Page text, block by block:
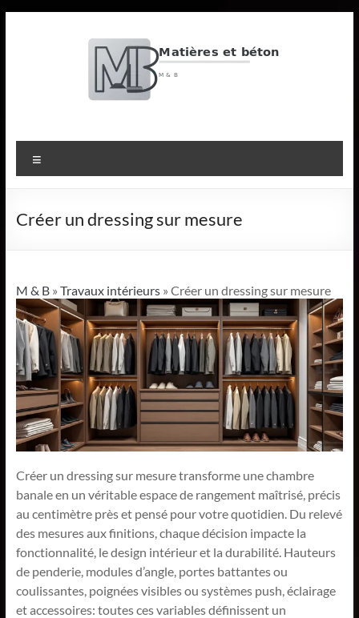
M
&
B
Matières
et
Créer un dressing sur mesure
M & B» Travaux intérieurs» Créer un dressing sur mesure
Créer un dressing sur mesure transforme une chambre
banale en un véritable espace de rangement maîtrisé, précis
au centimètre près et pensé pour votre quotidien. Du relevé
des mesures aux finitions, chaque décision impacte la
fonctionnalité, le design intérieur et la durabilité. Hauteurs
de penderie, modules d’angle, portes battantes ou
coulissantes, poignées visibles ou systèmes push, éclairage
et accessoires: toutes ces variables définissent un